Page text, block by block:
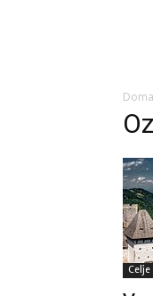
Doma
Celje